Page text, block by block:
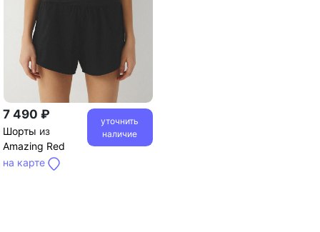
7 490 ₽
Шорты из
Amazing Red
на карте
уточнить
наличие